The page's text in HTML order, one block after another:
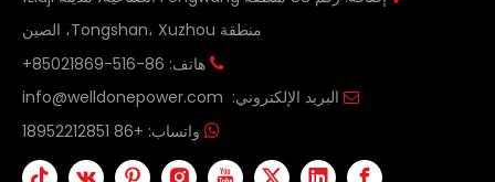
منطقة Tongshan، Xuzhou، الصين
 هاتف: 86-516-85021869+
 البريد الإلكتروني: info@welldonepower.com
 واتساب: +86 18952212851